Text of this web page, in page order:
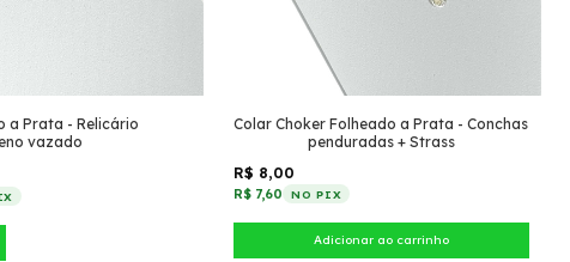
a Prata - Relicário
vazado
Colar Choker Folheado a Prata - Conchas
penduradas + Strass
R$ 8,00
R$ 7,60 NO PIX